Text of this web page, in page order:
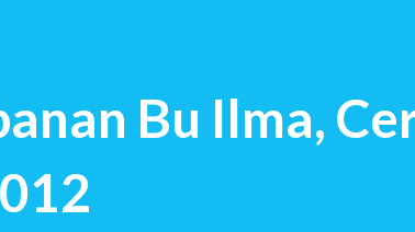
tua saat mendapat pertanyaan
masa kecil yang indah
nanti Sebab saya percaya, kita akan m...
Bu Ilma,